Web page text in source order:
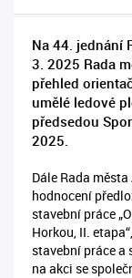
Na 44. jednání
3. 2025 Rada
přehled
umělé ledové
předsedou
2025.
Dále Rada
hodnocení
stavební práce
Horkou, II.
stavební práce a
na akci se